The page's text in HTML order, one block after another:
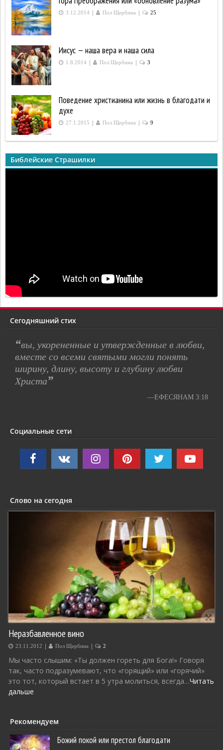
3.12.2014 | Пол Щербина | 25
Иисус — наша вера и наша сила
1.8.2014 | Пол Щербина | 3
Поведение христианина или жизнь в благодати и
духе
27.1.2015 | Пол Щербина | 9
Библейские Страшилки
Сегодняшний стих
“вы, укорененные и утвержденные в любви,
вместе со всеми святыми могли понять
ширину, длину, высоту и глубину любви
Христа”
—ЕФЕСЯНАМ 3:18
Социальные сети
Слово на сегодня
Неразбавленное вино
23.11.2012 | Пол Щербина | 2
Мы часто слышим: «Ты должен гореть для Бога!» Говоря
так, часто подразумевают, что «горящий» или «горячий»
это тот, который встает в 5 утра молиться, всегда…Читать
дальше
Рекомендуем
Божий покой или престол благодати